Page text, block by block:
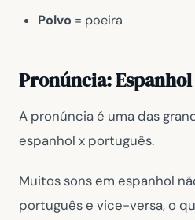
Polvo = poeira
Pronúncia:
A pronúncia é uma das
espanhol x português.
Muitos sons em espanhol
português e vice-versa, o